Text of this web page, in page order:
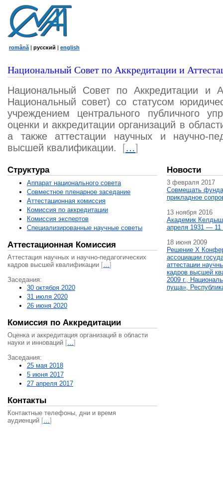
română | русский | english
Национальный Совет по Аккредитации и
Национальный Совет по Аккредитации и
Национальный совет) со статусом
учреждением центрального публичного
оценки и аккредитации организаций в
а также аттестации научных и научно-
высшей квалификации.
[…]
Структура
Аппарат национального совета
Совместное пленарное заседание
Аттестационная комисcия
Комиссия по аккредитации
Комиссия экспертов
Специализированные научные советы
Аттестационная Комиссия
Аттестация научных и научно-педагогических
кадров высшей квалификации […]
Заседания:
30 октября 2020
31 июля 2020
26 июня 2020
Комиссия по Аккредитации
Оценка и аккредитация организаций в области
науки и инноваций […]
Заседания:
25 мая 2018
5 июня 2017
27 апреля 2017
Контакты
Контактные телефоны, дни и время
аудиенций […]
Новости
3 февраля 2017
Совмещать
прикладное
13 ноября 2016
Академик
апреля 1931 — 11
18 июня 2009
Решение X
ассоциации
аттестации
кадров высшей
2009 г.,
пуща»,